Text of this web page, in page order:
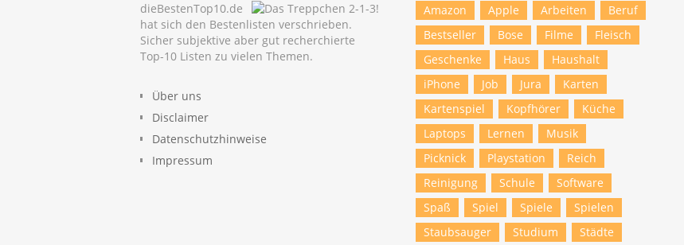
dieBestenTop10.de
hat sich den Bestenlisten verschrieben.
Sicher subjektive aber gut recherchierte
Top-10 Listen zu vielen Themen.
Über uns
Disclaimer
Datenschutzhinweise
Impressum
Amazon Apple Arbeiten
Beruf
Bestseller
Bose Filme
Fleisch
Geschenke
Haus
Haushalt
iPhone
Job Jura
Karten
Kartenspiel
Kopfhörer
Küche
Laptops
Lernen
Musik
Picknick
Playstation
Reich
Reinigung
Schule
Software
Spaß
Spiel Spiele
Spielen
Staubsauger
Studium Städte